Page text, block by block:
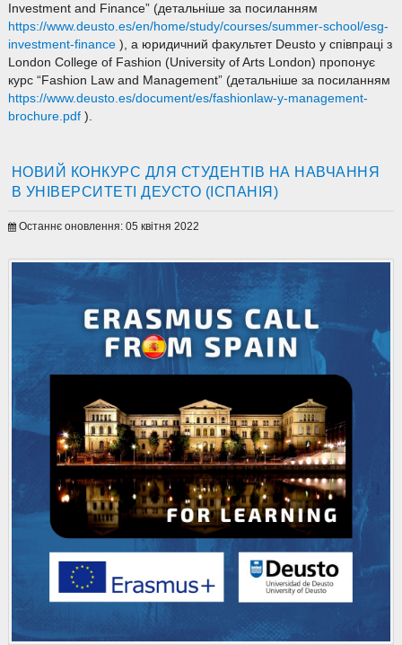
Investment and Finance” (детальніше за посиланням
https://www.deusto.es/en/home/study/courses/summer-school/esg-
investment-finance), а юридичний факультет Deusto у співпраці з
London College of Fashion (University of Arts London) пропонує
курс “Fashion Law and Management” (детальніше за посиланням
https://www.deusto.es/document/es/fashionlaw-y-management-
brochure.pdf).
НОВИЙ КОНКУРС ДЛЯ СТУДЕНТІВ НА НАВЧАННЯ
В УНІВЕРСИТЕТІ ДЕУСТО (ІСПАНІЯ)
Останнє оновлення: 05 квітня 2022